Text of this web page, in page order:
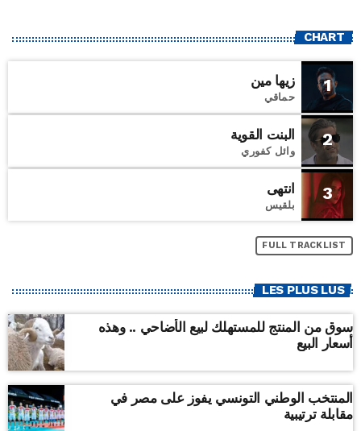
CHART
1 زيها مين
حماقي
2 البنت القوية
وائل كفوري
3 انتهى
بلقيس
FULL TRACKLIST
LES PLUS LUS
سوق من المنتج للمستهلك لبيع الأضاحي .. وهذه
أسعار البيع
المنتخب الوطني التونسي يفوز على مصر في
مقابلة ترتيبية